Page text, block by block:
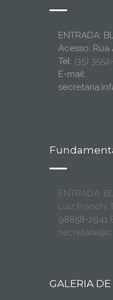
ENTRADA:
Acesso:
Tel: (35)
E-mail:
ENTRADA:
Luiz Franchi
98858-2941
GALERIA